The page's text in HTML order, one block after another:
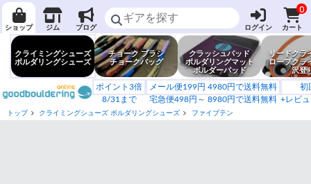
ショップ ジム ブログ ログイン
0
カート
クライミングシューズ
ボルダリングシューズ
チョーク ブラシ
チョークバッグ
クラッシュパッド
ボルダリングマット
ボルダーパッド
リードクラ
ロープクラ
沢登
ポイント3倍
8/31まで
メール便199円 4980円で送料無料
宅急便498円～ 8980円で送料無料
初
+レビ
トップ クライミングシューズ ボルダリングシューズ ファイブテン